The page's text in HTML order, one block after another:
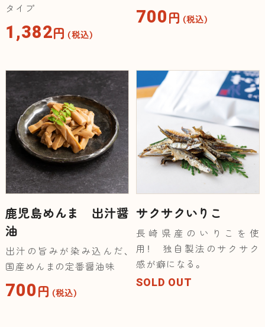
タイプ
1,382円 （税込）
700円 （税込）
鹿児島めんま 出汁醤
油
出汁の旨みが染み込んだ、
国産めんまの定番醤油味
700円 （税込）
サクサクいりこ
長崎県産のいりこを使
用！ 独自製法のサクサク
感が癖になる。
SOLD OUT